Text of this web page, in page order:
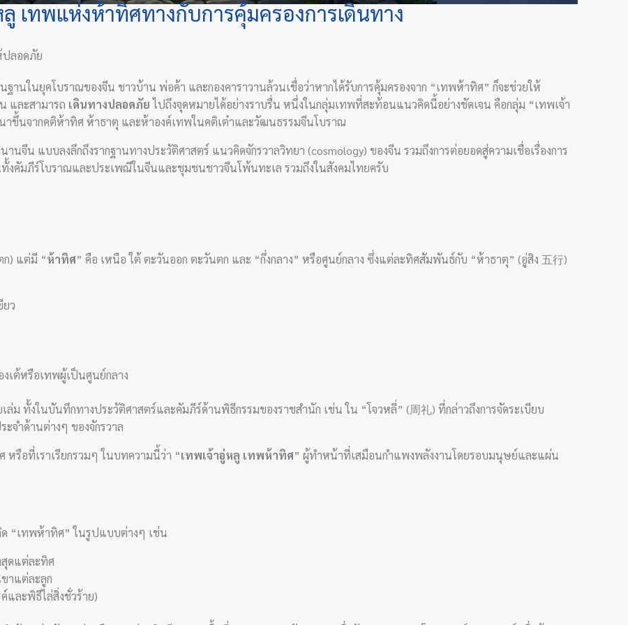
เทพแห่งห้าทิศทางกับการคุ้มครองการเดินทาง
ปลอดภัย
านในยุคโบราณของจีน ชาวบ้าน พ่อค้า และกองคาราวานล้วนเชื่อว่าหากได้รับการคุ้มครองจาก “เทพห้าทิศ” ก็จะช่วยให้
และสามารถ เดินทางปลอดภัยไปถึงจุดหมายได้อย่างราบรื่น หนึ่งในกลุ่มเทพที่สะท้อนแนวคิดนี้อย่างชัดเจน คือกลุ่ม “เทพเจ้า
นจากคติห้าทิศ ห้าธาตุ และห้าองค์เทพในคติเต๋าและวัฒนธรรมจีนโบราณ
านจีน แบบลงลึกถึงรากฐานทางประวัติศาสตร์ แนวคิดจักรวาลวิทยา (cosmology) ของจีน รวมถึงการต่อยอดสู่ความเชื่อเรื่องการ
งคัมภีร์โบราณและประเพณีในจีนและชุมชนชาวจีนโพ้นทะเล รวมถึงในสังคมไทยครับ
ก) แต่มี “ห้าทิศ” คือ เหนือ ใต้ ตะวันออก ตะวันตก และ “กึ่งกลาง” หรือศูนย์กลาง ซึ่งแต่ละทิศสัมพันธ์กับ “ห้าธาตุ” (อู่สิง 五行)
ว
เต้หรือเทพผู้เป็นศูนย์กลาง
ล่ม ทั้งในบันทึกทางประวัติศาสตร์และคัมภีร์ด้านพิธีกรรมของราชสำนัก เช่น ใน “โจวหลี่” (周礼) ที่กล่าวถึงการจัดระเบียบ
จำด้านต่างๆ ของจักรวาล
รือที่เราเรียกรวมๆ ในบทความนี้ว่า “เทพเจ้าอู่หลู เทพห้าทิศ” ผู้ทำหน้าที่เสมือนกำแพงพลังงานโดยรอบมนุษย์และแผ่น
“เทพห้าทิศ” ในรูปแบบต่างๆ เช่น
ดแต่ละทิศ
าแต่ละลูก
และพิธีไล่สิ่งชั่วร้าย)